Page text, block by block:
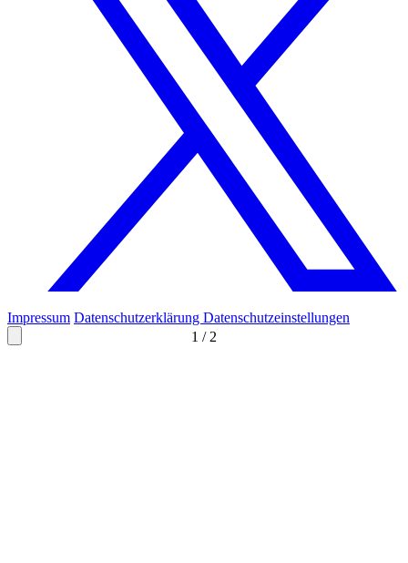
1 / 2
Impressum Datenschutzerklärung Datenschutzeinstellungen